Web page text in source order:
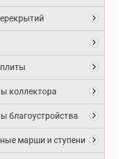
коллектора
благоустройства
марши и ступени